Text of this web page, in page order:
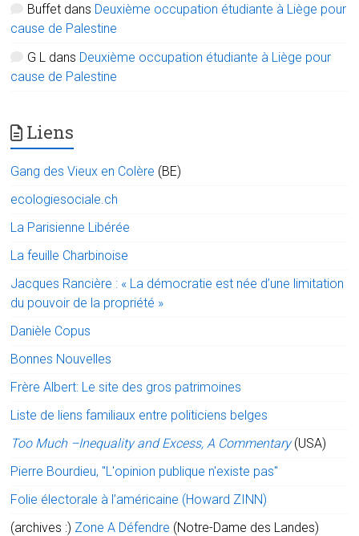
Buffet dans Deuxième occupation étudiante à Liège pour
cause de Palestine
G L dans Deuxième occupation étudiante à Liège pour
cause de Palestine
Liens
Gang des Vieux en Colère (BE)
ecologiesociale.ch
La Parisienne Libérée
La feuille Charbinoise
Jacques Rancière : « La démocratie est née d’une limitation
du pouvoir de la propriété »
Danièle Copus
Bonnes Nouvelles
Frère Albert: Le site des gros patrimoines
Liste de liens familiaux entre politiciens belges
Too Much –Inequality and Excess, A Commentary (USA)
Pierre Bourdieu, "L'opinion publique n'existe pas"
Folie électorale à l’américaine (Howard ZINN)
(archives :) Zone A Défendre (Notre-Dame des Landes)